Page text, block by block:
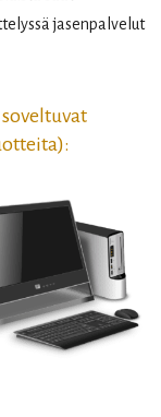
jasenpalvelut